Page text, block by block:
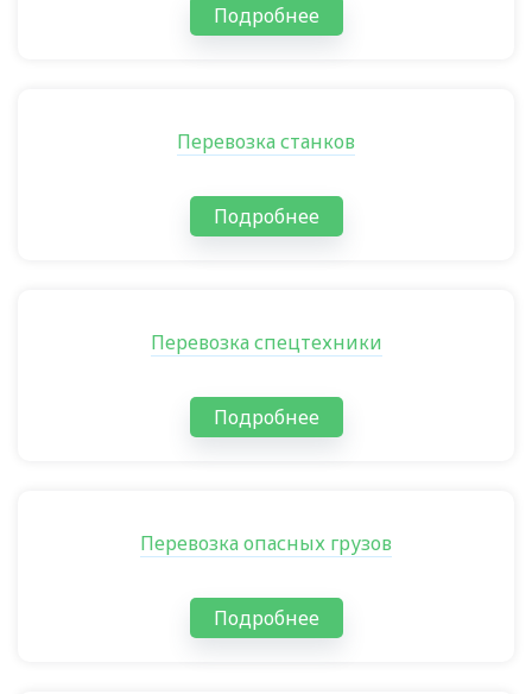
Подробнее
Перевозка станков
Подробнее
Перевозка спецтехники
Подробнее
Перевозка опасных грузов
Подробнее